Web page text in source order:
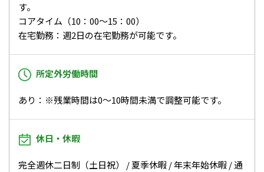
す。
コアタイム（10：00～15：00）
在宅勤務：週2日の在宅勤務が可能です。
所定外労働時間
あり：※残業時間は0～10時間未満で調整可能です。
休日・休暇
完全週休二日制（土日祝） / 夏季休暇 / 年末年始休暇 / 通